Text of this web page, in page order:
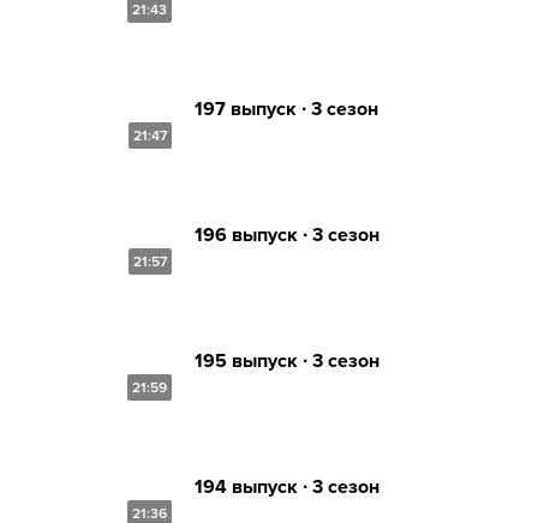
21:43
21:47
197 выпуск ∙ 3 сезон
21:57
196 выпуск ∙ 3 сезон
21:59
195 выпуск ∙ 3 сезон
21:36
194 выпуск ∙ 3 сезон